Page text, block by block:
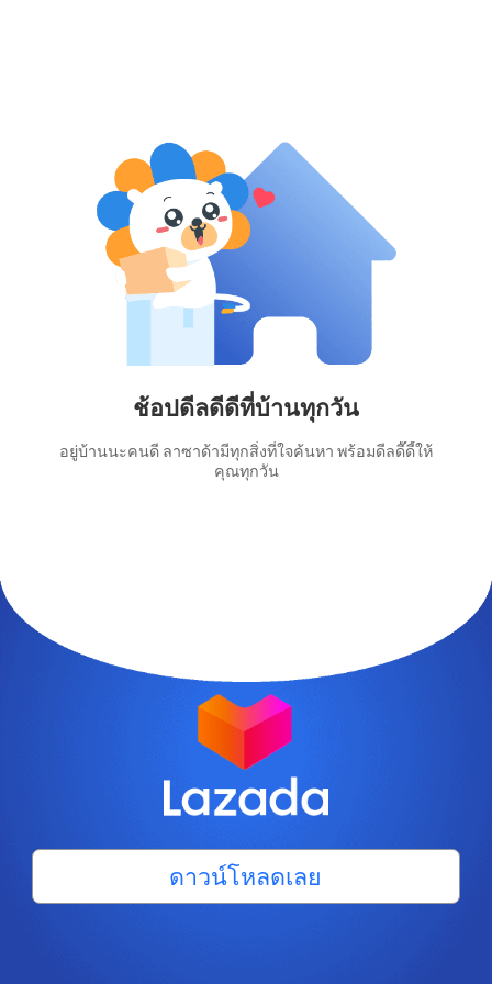
ช้อปดีลดีดีที่บ้านทุกวัน
อยู่บ้านนะคนดี ลาซาด้ามีทุกสิ่งที่ใจค้นหา พร้อมดีลดี๊ดี้ให้
คุณทุกวัน
ดาวน์โหลดเลย